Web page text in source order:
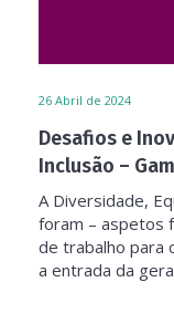
26 Abril de 2024
Desafios e
Inclusão –
A Diversidade,
foram – aspetos
de trabalho para
a entrada da